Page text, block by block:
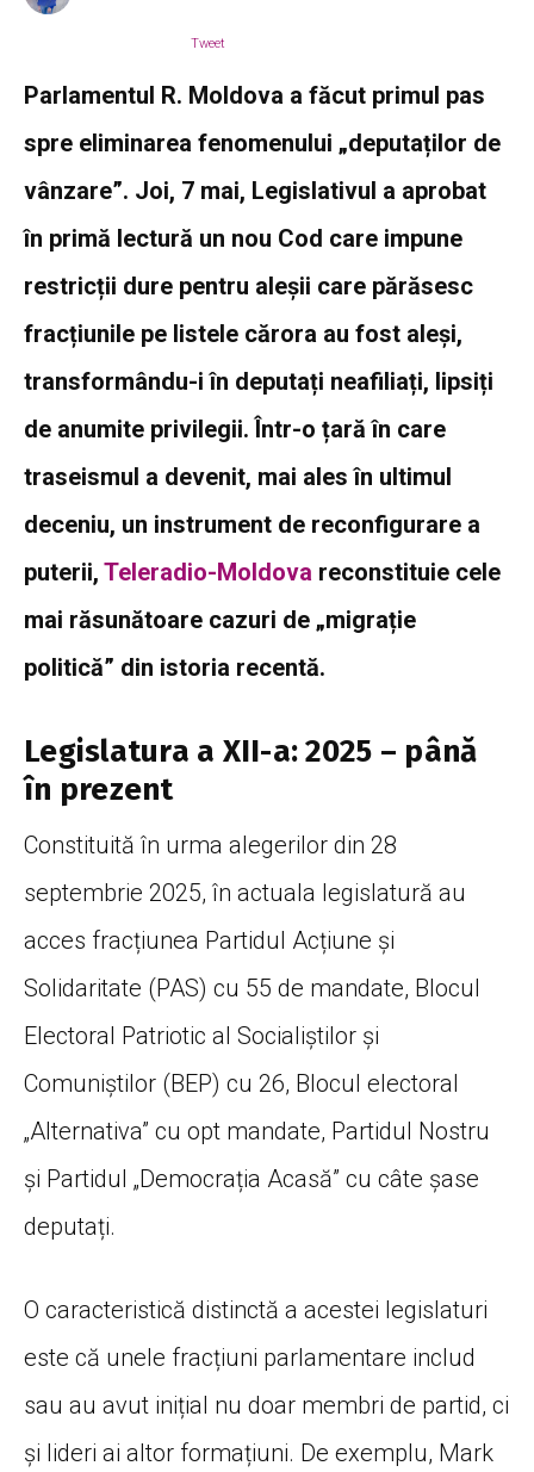
Tweet
Parlamentul R. Moldova a făcut primul pas
spre eliminarea fenomenului „deputaților de
vânzare”. Joi, 7 mai, Legislativul a aprobat
în primă lectură un nou Cod care impune
restricții dure pentru aleșii care părăsesc
fracțiunile pe listele cărora au fost aleși,
transformându-i în deputați neafiliați, lipsiți
de anumite privilegii. Într-o țară în care
traseismul a devenit, mai ales în ultimul
deceniu, un instrument de reconfigurare a
puterii, Teleradio-Moldova reconstituie cele
mai răsunătoare cazuri de „migrație
politică” din istoria recentă.
Legislatura a XII-a: 2025 – până
în prezent
Constituită în urma alegerilor din 28
septembrie 2025, în actuala legislatură au
acces fracțiunea Partidul Acțiune și
Solidaritate (PAS) cu 55 de mandate, Blocul
Electoral Patriotic al Socialiștilor și
Comuniștilor (BEP) cu 26, Blocul electoral
„Alternativa” cu opt mandate, Partidul Nostru
și Partidul „Democrația Acasă” cu câte șase
deputați.
O caracteristică distinctă a acestei legislaturi
este că unele fracțiuni parlamentare includ
sau au avut inițial nu doar membri de partid, ci
și lideri ai altor formațiuni. De exemplu, Mark